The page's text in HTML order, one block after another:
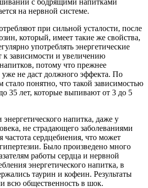
на нервной системе.
при сильной усталости, после
который, имеет такие же свойства,
употреблять энергетические
к зависимости и увеличению
потому что прежнее
уже не даст должного эффекта. По
понятно, что такой зависимостью
35 лет, которые выпивают от 3 до 5
напитка, даже у
не страдающего заболеваниями
частота сердцебиения, что может
Было произведено много
работы сердца и нервной
энергетического напитка, в
таурин и кофеин. Результаты
всю общественность в шок.